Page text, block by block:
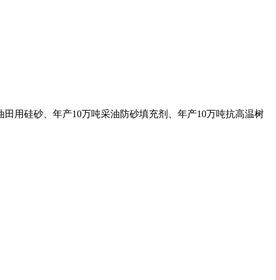
用硅砂、年产10万吨采油防砂填充剂、年产10万吨抗高温树